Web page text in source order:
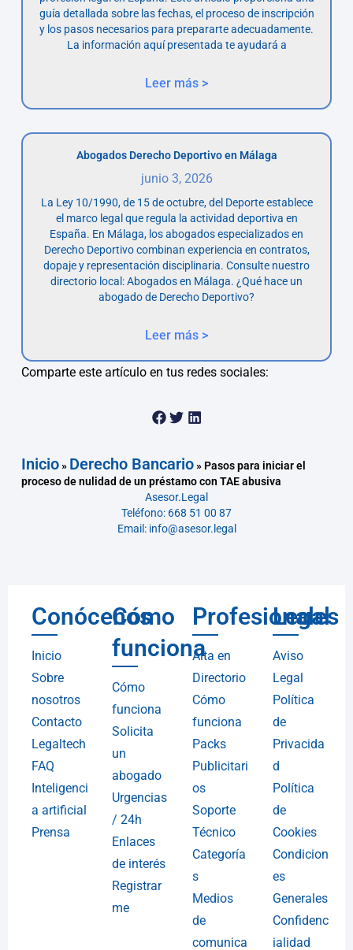
guía detallada sobre las fechas, el proceso de inscripción
y los pasos necesarios para prepararte adecuadamente.
La información aquí presentada te ayudará a
Leer más >
Abogados Derecho Deportivo en Málaga
junio 3, 2026
La Ley 10/1990, de 15 de octubre, del Deporte establece
el marco legal que regula la actividad deportiva en
España. En Málaga, los abogados especializados en
Derecho Deportivo combinan experiencia en contratos,
dopaje y representación disciplinaria. Consulte nuestro
directorio local: Abogados en Málaga. ¿Qué hace un
abogado de Derecho Deportivo?
Leer más >
Comparte este artículo en tus redes sociales:
Inicio» Derecho Bancario» Pasos para iniciar el
proceso de nulidad de un préstamo con TAE abusiva
Asesor.Legal
Teléfono: 668 51 00 87
Email: info@asesor.legal
Conócenos
Inicio
Sobre
nosotros
Contacto
Legaltech
FAQ
Inteligenci
a artificial
Prensa
Cómo
funciona
Cómo
funciona
Solicita
un
abogado
Urgencias
/ 24h
Enlaces
de interés
Registrar
me
Profesionales
Alta en
Directorio
Cómo
funciona
Packs
Publicitari
os
Soporte
Técnico
Categoría
s
Medios
de
comunica
Legal
Aviso
Legal
Política
de
Privacida
d
Política
de
Cookies
Condicion
es
Generales
Confidenc
ialidad